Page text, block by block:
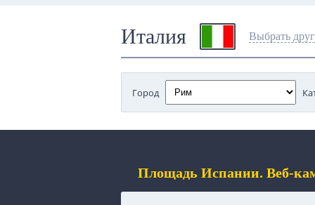
Италия Выбрать
Город
Площадь Испании. Веб-